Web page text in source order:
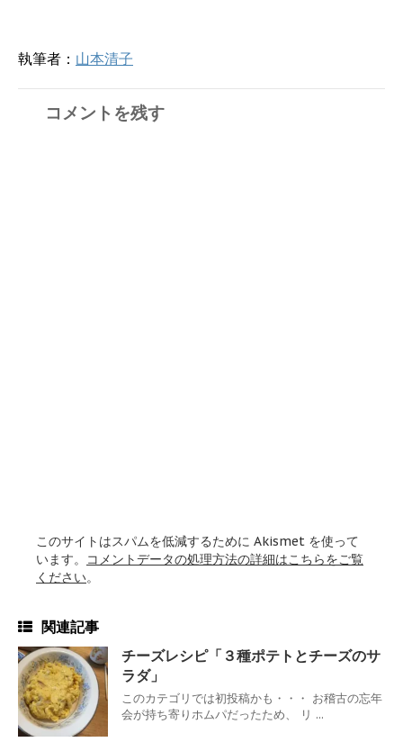
執筆者： 山本清子
コメントを残す
このサイトはスパムを低減するために Akismet を使って
います。
コメントデータの処理方法の詳細はこちらをご覧
ください。
関連記事
チーズレシピ「３種ポテトとチーズのサ
ラダ」
このカテゴリでは初投稿かも・・・ お稽古の忘年
会が持ち寄りホムパだったため、 リ ...